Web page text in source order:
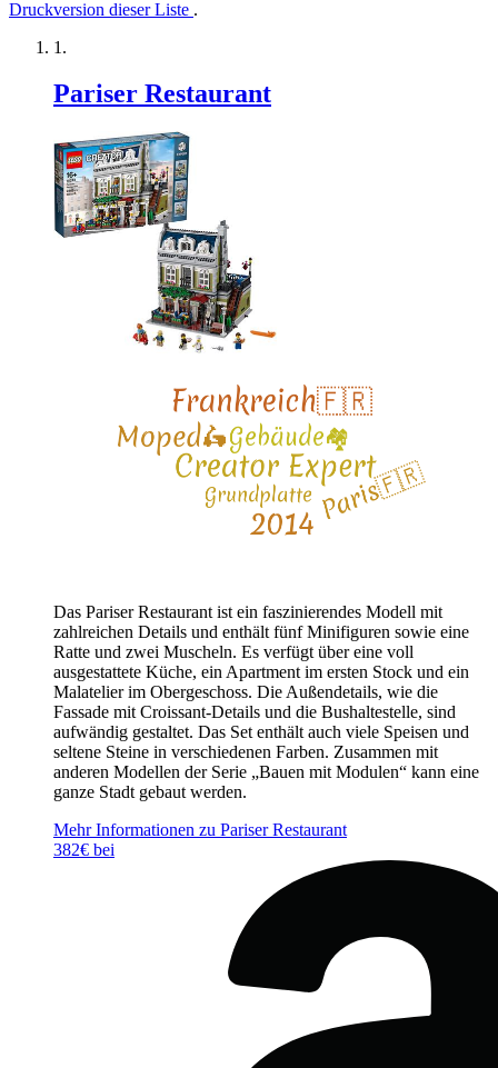
Druckversion dieser Liste .
Pariser Restaurant
Das Pariser Restaurant ist ein faszinierendes Modell mit
zahlreichen Details und enthält fünf Minifiguren sowie eine
Ratte und zwei Muscheln. Es verfügt über eine voll
ausgestattete Küche, ein Apartment im ersten Stock und ein
Malatelier im Obergeschoss. Die Außendetails, wie die
Fassade mit Croissant-Details und die Bushaltestelle, sind
aufwändig gestaltet. Das Set enthält auch viele Speisen und
seltene Steine in verschiedenen Farben. Zusammen mit
anderen Modellen der Serie „Bauen mit Modulen“ kann eine
ganze Stadt gebaut werden.
Mehr Informationen zu Pariser Restaurant
382€ bei